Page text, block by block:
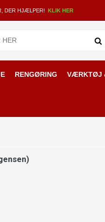
DER HJÆLPER! KLIK HER
RENGØRING VÆRKTØJ